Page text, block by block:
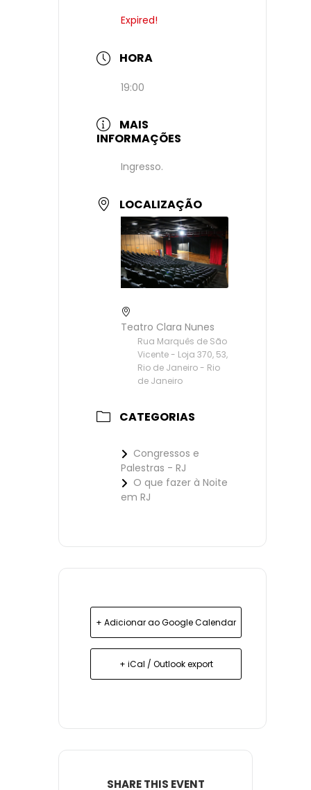
Expired!
HORA
19:00
MAIS
INFORMAÇÕES
Ingresso.
LOCALIZAÇÃO
Teatro Clara Nunes
Rua Marquês de São
Vicente - Loja 370, 53,
Rio de Janeiro - Rio
de Janeiro
CATEGORIAS
Congressos e
Palestras - RJ
O que fazer à Noite
em RJ
+ Adicionar ao Google Calendar
+ iCal / Outlook export
SHARE THIS EVENT